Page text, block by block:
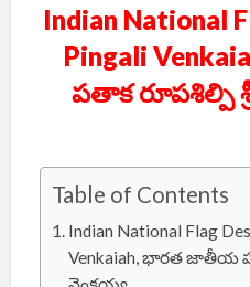
Indian National
Pingali
పతాక రూపశిల్పి
Table of Contents
Indian National Flag
Venkaiah, భారత జాతీయ